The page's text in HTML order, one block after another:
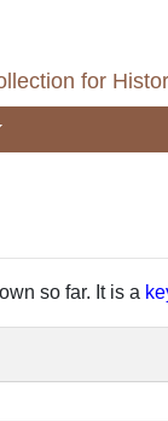
for
so far. It is a